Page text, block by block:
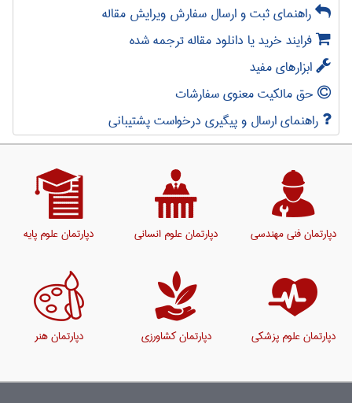
راهنمای ثبت و ارسال سفارش ویرایش مقاله
فرایند خرید یا دانلود مقاله ترجمه شده
ابزارهای مفید
حق مالکیت معنوی سفارشات
راهنمای ارسال و پیگیری درخواست پشتیبانی
دپارتمان فنی مهندسی دپارتمان علوم انسانی دپارتمان علوم پایه
دپارتمان علوم پزشکی دپارتمان کشاورزی دپارتمان هنر